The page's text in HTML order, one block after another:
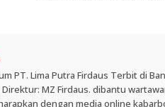
PT. Lima Putra Firdaus Terbit di
MZ Firdaus. dibantu
dengan media online